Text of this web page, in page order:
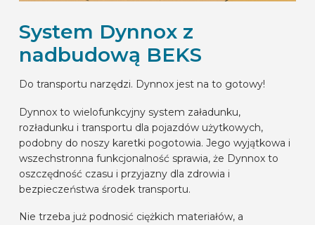
System Dynnox z
nadbudową BEKS
Do transportu narzędzi. Dynnox jest na to gotowy!
Dynnox to wielofunkcyjny system załadunku,
rozładunku i transportu dla pojazdów użytkowych,
podobny do noszy karetki pogotowia. Jego wyjątkowa i
wszechstronna funkcjonalność sprawia, że Dynnox to
oszczędność czasu i przyjazny dla zdrowia i
bezpieczeństwa środek transportu.
Nie trzeba już podnosić ciężkich materiałów, a